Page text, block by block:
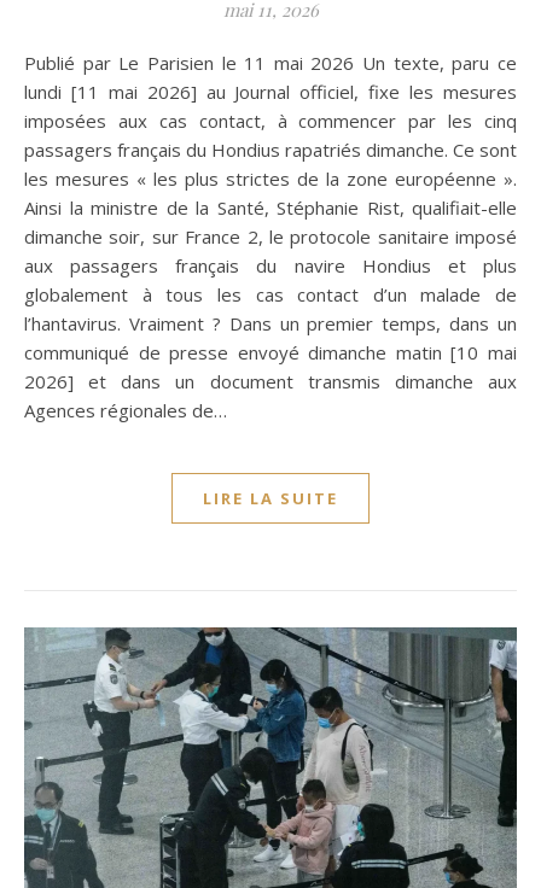
mai 11, 2026
Publié par Le Parisien le 11 mai 2026 Un texte, paru ce
lundi [11 mai 2026] au Journal officiel, fixe les mesures
imposées aux cas contact, à commencer par les cinq
passagers français du Hondius rapatriés dimanche. Ce sont
les mesures « les plus strictes de la zone européenne ».
Ainsi la ministre de la Santé, Stéphanie Rist, qualifiait-elle
dimanche soir, sur France 2, le protocole sanitaire imposé
aux passagers français du navire Hondius et plus
globalement à tous les cas contact d’un malade de
l’hantavirus. Vraiment ? Dans un premier temps, dans un
communiqué de presse envoyé dimanche matin [10 mai
2026] et dans un document transmis dimanche aux
Agences régionales de…
LIRE LA SUITE